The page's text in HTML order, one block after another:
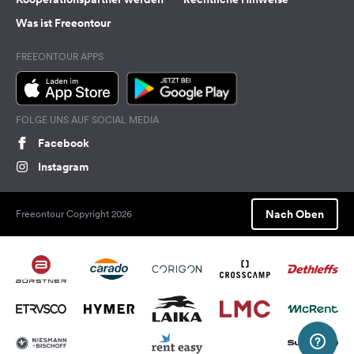
Was ist Freeontour
FREEONTOUR APPS
FOLGE UNS AUF SOCIAL MEDIA
Facebook
Instagram
Freeontour Copyright 2026 Nach Oben